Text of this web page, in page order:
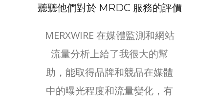
聽聽他們對於 MRDC 服務的評價
MERXWIRE 在媒體監測和網站
流量分析上給了我很大的幫
助，能取得品牌和競品在媒體
中的曝光程度和流量變化，有